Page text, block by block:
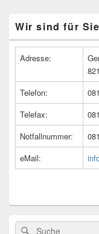
Seitenleisten
Widget-
Wir sind für
Adresse:
Telefon:
Telefax:
Notfallnummer:
eMail:
SucheSuche